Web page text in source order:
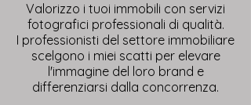
Valorizzo i tuoi immobili con servizi
fotografici professionali di qualità.
I professionisti del settore immobiliare
scelgono i miei scatti per elevare
l'immagine del loro brand e
differenziarsi dalla concorrenza.